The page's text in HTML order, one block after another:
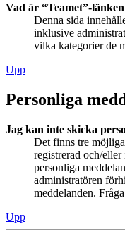
Vad är “Teamet”-
Denna sida
inklusive
vilka kategorier de
Upp
Personliga
Jag kan inte skicka
Det finns tre
registrerad och/
personliga
administratören
meddelanden.
Upp